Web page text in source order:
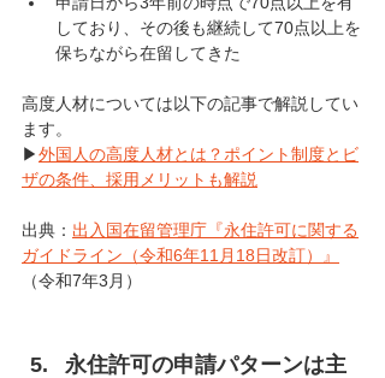
しており、その後も継続して70点以上を
保ちながら在留してきた
高度人材については以下の記事で解説してい
ます。
▶外国人の高度人材とは？ポイント制度とビ
ザの条件、採用メリットも解説
出典： 出入国在留管理庁『永住許可に関する
ガイドライン（令和6年11月18日改訂）』
（令和7年3月）
永住許可の申請パターンは主